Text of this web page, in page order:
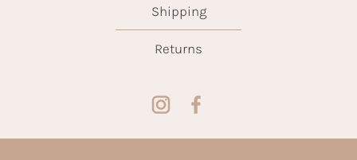
Shipping
Returns